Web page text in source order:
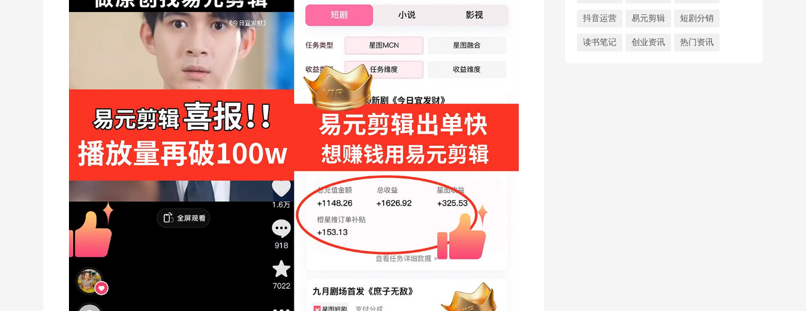
抖音运营 易元剪辑 短剧分销
读书笔记 创业资讯 热门资讯